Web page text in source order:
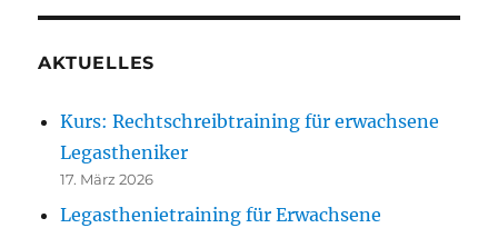
AKTUELLES
Kurs: Rechtschreibtraining für erwachsene
Legastheniker
17. März 2026
Legasthenietraining für Erwachsene